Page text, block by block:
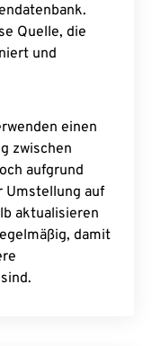
Quelle, die
und
einen
zwischen
aufgrund
Umstellung auf
aktualisieren
damit